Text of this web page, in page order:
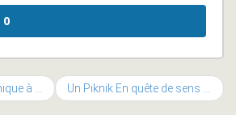
0
et Aquadyn Un Piknik En quête de sens